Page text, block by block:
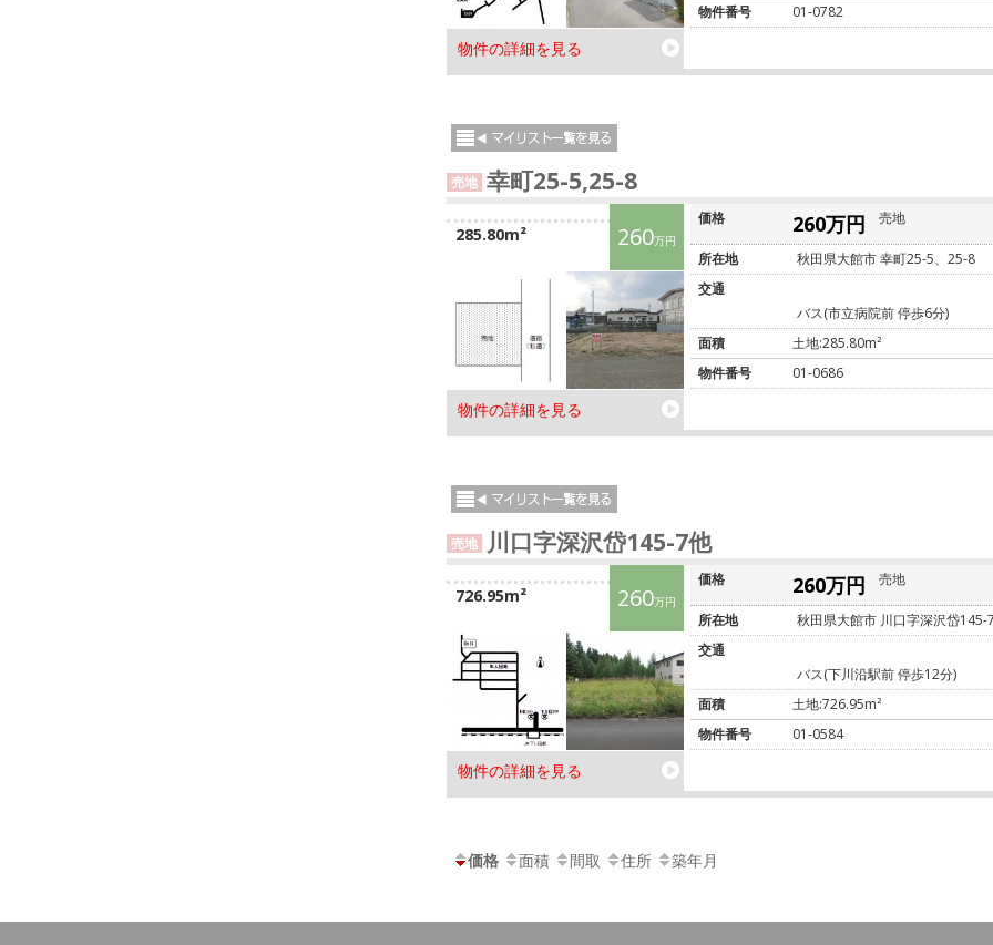
物件の詳細を見る
物件番号
01-0782
売地 幸町25-5,25-8
260万円
285.80m²
物件の詳細を見る
価格 260万円 売地
所在地
秋田県大館市 幸町25-5、25-8
交通
バス(市立病院前 停歩6分)
面積
土地:285.80m²
物件番号
01-0686
売地 川口字深沢岱145-7他
260万円
726.95m²
物件の詳細を見る
価格 260万円 売地
所在地
秋田県大館市 川口字深沢岱145-
交通
バス(下川沿駅前 停歩12分)
面積
土地:726.95m²
物件番号
01-0584
価格 面積 間取 住所 築年月